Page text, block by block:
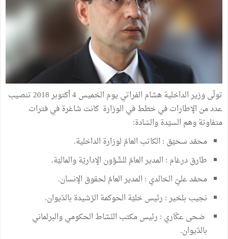
تولّى وزير الداخلية هشام الفراتي يوم الخميس 4 أكتوبر 2018 تنصيب
عدد من الإطارات في خطط في الوزارة كانت شاغرة في فترات
متفاوتة وهم السيّدة والسّادة:
محمّد سحيّق : الكاتب العامّ لوزارة الداخلية.
طارق درغام : المدير العامّ للشّؤون الإداريّة والماليّة.
محمّد عليّ الخالدي : المدير العامّ لحقوق الإنسان.
نجيب بلخير : رئيس خليّة الحوكمة الرّشيدة بالدّيوان.
ضحى عكّاري : رئيس مكتب النّشاط الحكومي والبرلماني
بالدّيوان.